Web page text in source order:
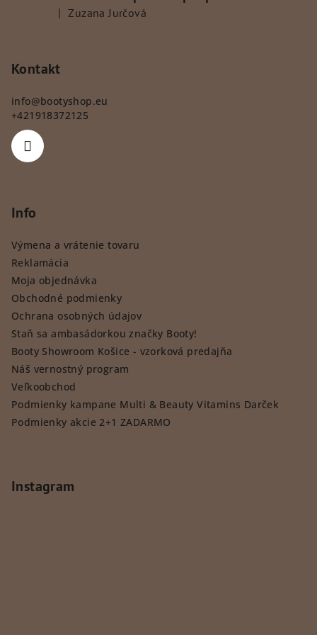
Hodnotenie produktu je 5 z 5 hviezdičiek.
| Zuzana Jurčová
Kontakt
info@bootyshop.eu
+421918372125
Info
Výmena a vrátenie tovaru
Reklamácia
Moja objednávka
Obchodné podmienky
Ochrana osobných údajov
Staň sa ambasádorkou značky Booty!
Booty Showroom Košice - vzorková predajňa
Náš vernostný program
Veľkoobchod
Podmienky kampane Multi & Beauty Vitamins Darček
Podmienky akcie 2+1 ZADARMO
Instagram